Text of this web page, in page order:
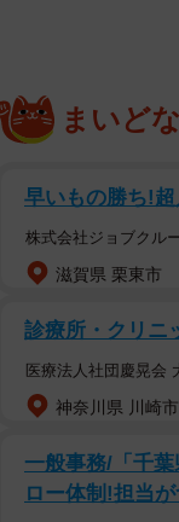
母猫を事故で亡
まいど
早いもの勝ち!
株式会社ジョブクル
滋賀県 栗東市
診療所・クリニ
医療法人社団慶晃会
神奈川県 川崎市
一般事務/「千
ロー体制!担当